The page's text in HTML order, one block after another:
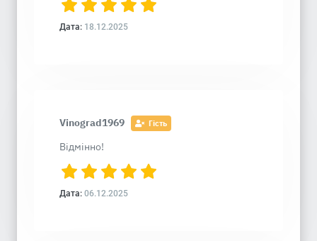
Дата: 18.12.2025
Vinograd1969 Гість
Відмінно!
Дата: 06.12.2025